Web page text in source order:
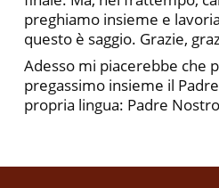
preghiamo insieme e
questo è saggio. Grazie,
Adesso mi piacerebbe che
pregassimo insieme il
propria lingua: Padre